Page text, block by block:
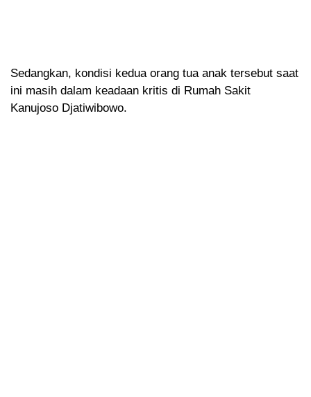
Sedangkan, kondisi kedua orang tua anak tersebut saat
ini masih dalam keadaan kritis di Rumah Sakit
Kanujoso Djatiwibowo.